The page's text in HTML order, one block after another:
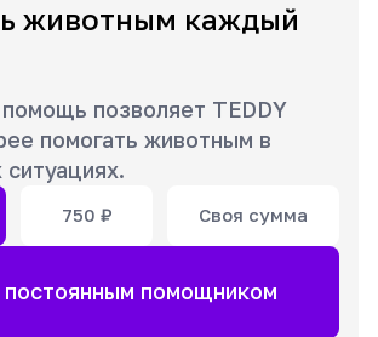
животным каждый
помощь позволяет TEDDY
помогать животным в
750 ₽ Своя сумма
постоянным помощником